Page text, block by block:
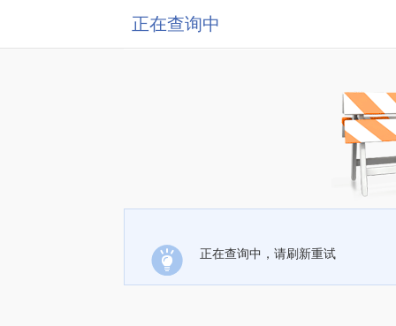
正在查询中
正在查询中，请刷新重试